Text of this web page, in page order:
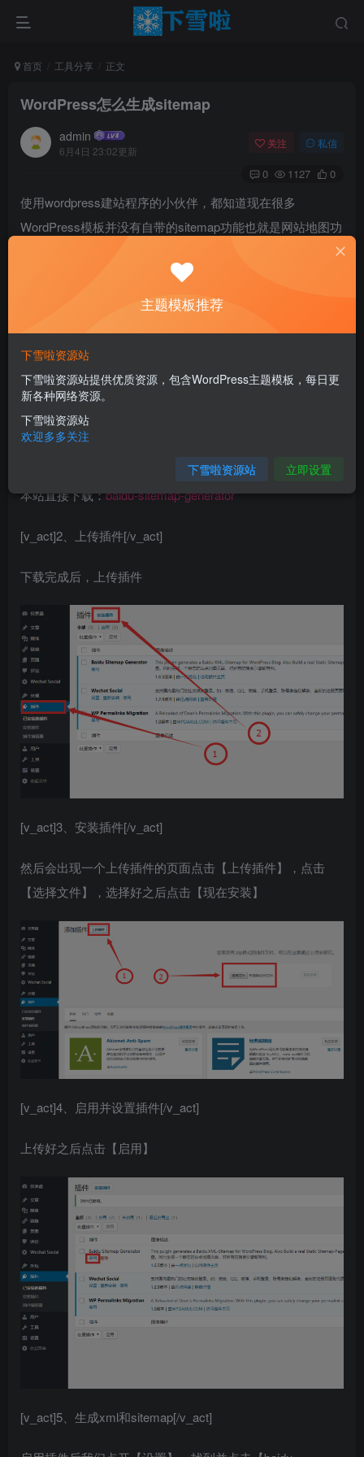
首页 工具分享 正文
WordPress怎么生成sitemap
admin
6月4日 23:02更新
关注 私信
0 1127 0
使用wordpress建站程序的小伙伴，都知道现在很多
WordPress模板并没有自带的sitemap功能也就是网站地图功
能，这个时候我们都会需要用到网站地图插件了；网络上有
很多可以生成网站地图的插件，可惜的是很少通用的，这里
番茄网为大家介绍一款柳城开发的一款通用的地图插件
[v_act]1、下载插件[/v_act]
官方下载地址为：
https://downloads.wordpress.org/plugin/baidu-sitemap-
本站直接下载：baidu-sitemap-generator
[v_act]2、上传插件[/v_act]
下载完成后，上传插件
[v_act]3、安装插件[/v_act]
然后会出现一个上传插件的页面点击【上传插件】，点击
【选择文件】，选择好之后点击【现在安装】
[v_act]4、启用并设置插件[/v_act]
上传好之后点击【启用】
[v_act]5、生成xml和sitemap[/v_act]
主题模板推荐
下雪啦资源站
下雪啦资源站提供优质资源，包含WordPress主题模板，每日更
新各种网络资源。
下雪啦资源站
欢迎多多关注
下雪啦资源站 立即设置